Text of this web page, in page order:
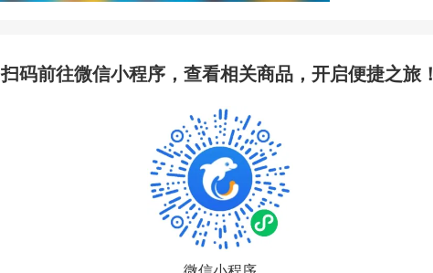
扫码前往微信小程序，查看相关商品，开启便捷之旅！